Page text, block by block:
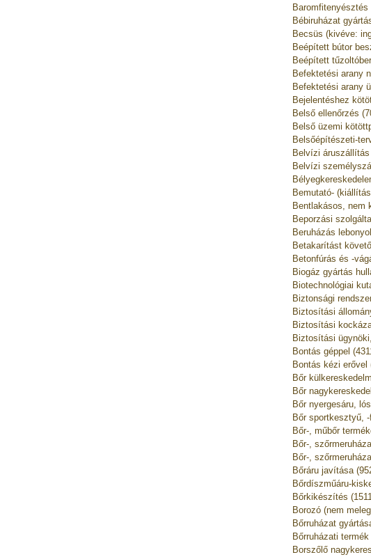
Baromfitenyésztés
Bébiruházat
Becsüs (kivéve:
Beépített bútor
Beépített
Befektetési arany
Befektetési arany
Bejelentéshez
Belső ellenőrzés
Belső üzemi
Belsőépítészeti-
Belvízi áruszállítás
Belvízi
Bemutató-
Bentlakásos, nem
Beporzási
Beruházás
Betakarítást
Betonfúrás és -
Biogáz gyártás
Biotechnológiai
Biztonsági
Biztosítási
Biztosítási
Biztosítási
Bontás géppel
Bontás kézi erővel
Bőr
Bőr
Bőr nyergesáru,
Bőr sportkesztyű,
Bőr-, műbőr
Bőr-,
Bőr-,
Bőráru javítása
Bőrdíszműáru-
Bőrkikészítés
Borozó (nem
Bőrruházat
Bőrruházati
Borszőlő